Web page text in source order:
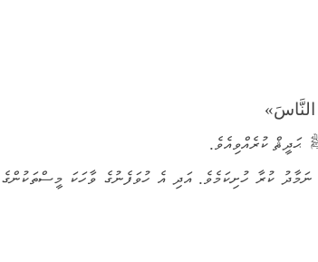
ޙަދީޘް ކުރެއްވިއެވެ.
ކުރާ ހުށިކަމެވެ. އަދި އެ ހުވަފެނުގެ ވާހަކަ މީސްތަކުންގެ